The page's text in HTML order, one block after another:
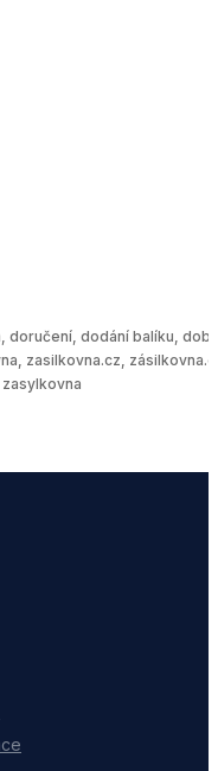
doručení, dodání balíku,
zasilkovna.cz,